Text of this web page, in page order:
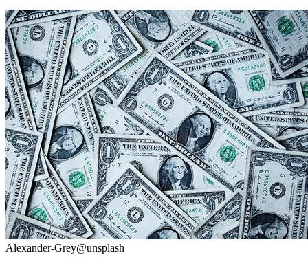
Alexander-Grey@unsplash